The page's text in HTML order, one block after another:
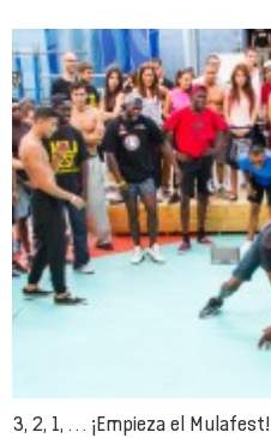
3, 2, 1, … ¡Empieza el Mulafest!